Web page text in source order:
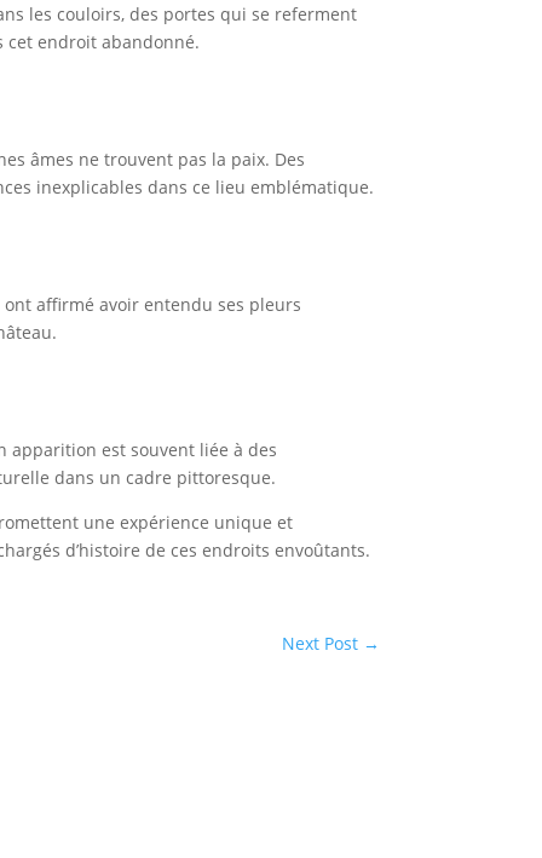
les couloirs, des portes qui se referment
cet endroit abandonné.
âmes ne trouvent pas la paix. Des
inexplicables dans ce lieu emblématique.
affirmé avoir entendu ses pleurs
apparition est souvent liée à des
dans un cadre pittoresque.
une expérience unique et
d’histoire de ces endroits envoûtants.
Next Post→